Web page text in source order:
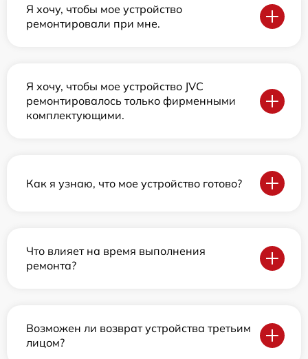
Я хочу, чтобы мое устройство
ремонтировали при мне.
Я хочу, чтобы мое устройство JVC
ремонтировалось только фирменными
комплектующими.
Как я узнаю, что мое устройство готово?
Что влияет на время выполнения
ремонта?
Возможен ли возврат устройства третьим
лицом?